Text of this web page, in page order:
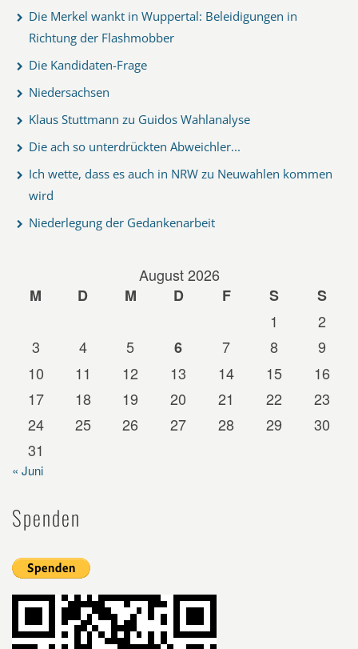
Die Merkel wankt in Wuppertal: Beleidigungen in
Richtung der Flashmobber
Die Kandidaten-Frage
Niedersachsen
Klaus Stuttmann zu Guidos Wahlanalyse
Die ach so unterdrückten Abweichler...
Ich wette, dass es auch in NRW zu Neuwahlen kommen
wird
Niederlegung der Gedankenarbeit
August 2026
M
D M D F S
S
1
2
3
4 5 6 7 8
9
10
11 12 13 14 15
16
17
18 19 20 21 22
23
24
25 26 27 28 29
30
31
« Juni
Spenden